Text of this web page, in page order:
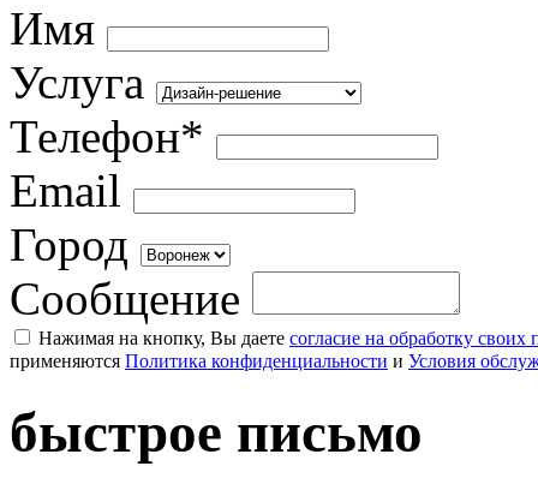
Имя
Услуга
Телефон*
Email
Город
Сообщение
Нажимая на кнопку, Вы даете согласие на обработку
применяются Политика конфиденциальности и Условия
быстрое письмо